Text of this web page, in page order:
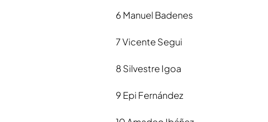
6 Manuel Badenes
7 Vicente Segui
8 Silvestre Igoa
9 Epi Fernández